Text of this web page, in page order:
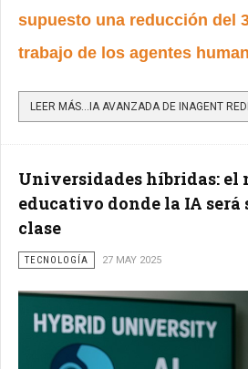
supuesto una reducción del
trabajo de los agentes
Universidades híbridas: el
educativo donde la IA será
clase
TECNOLOGÍA 27 MAY 2025